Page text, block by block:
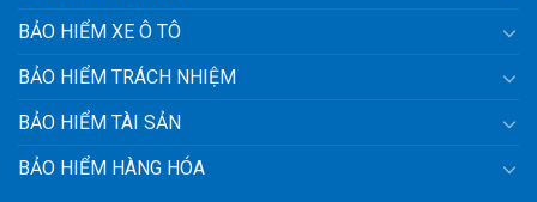
BẢO HIỂM XE Ô TÔ
BẢO HIỂM TRÁCH NHIỆM
BẢO HIỂM TÀI SẢN
BẢO HIỂM HÀNG HÓA